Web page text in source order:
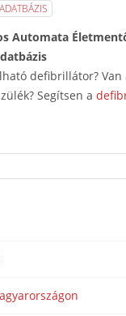
Automata
defibrillátor? Van
Segítsen a